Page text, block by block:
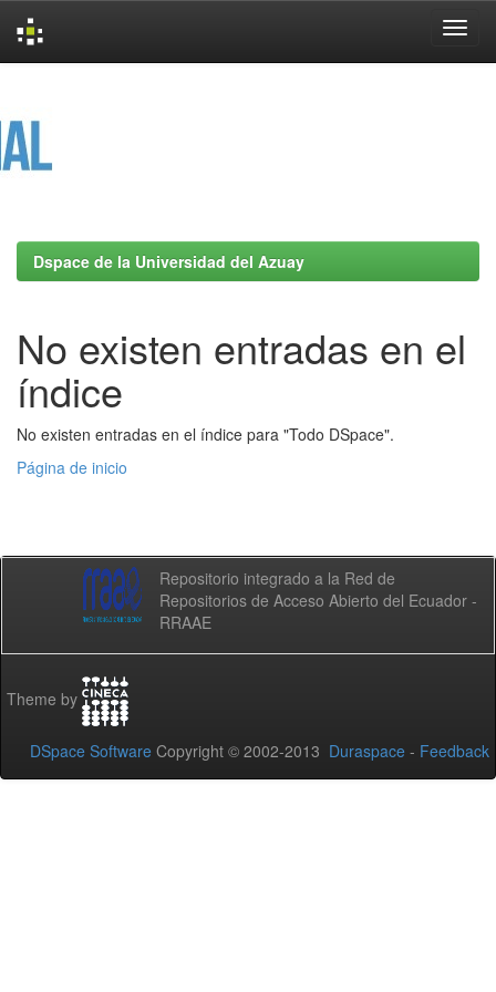
Dspace de la Universidad del Azuay
No existen entradas en el
índice
No existen entradas en el índice para "Todo DSpace".
Página de inicio
Repositorio integrado a la Red de
Repositorios de Acceso Abierto del Ecuador -
RRAAE
Theme by
DSpace Software Copyright © 2002-2013 Duraspace - Feedback